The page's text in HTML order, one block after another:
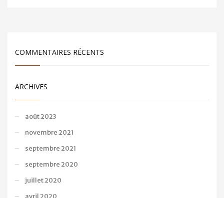
COMMENTAIRES RÉCENTS
ARCHIVES
août 2023
novembre 2021
septembre 2021
septembre 2020
juillet 2020
avril 2020